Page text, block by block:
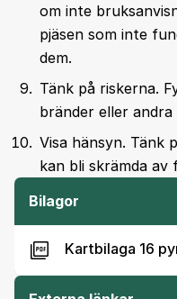
om inte
pjäsen som inte
dem.
Tänk på riskerna.
bränder eller andra
Visa hänsyn. Tänk
kan bli skrämda av
Bilagor
Kartbilaga 16